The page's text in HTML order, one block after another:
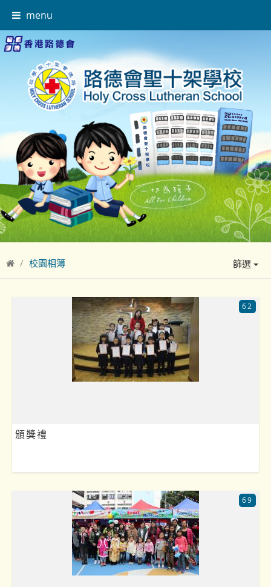
menu
校園相簿 篩選
頒獎禮
62
69